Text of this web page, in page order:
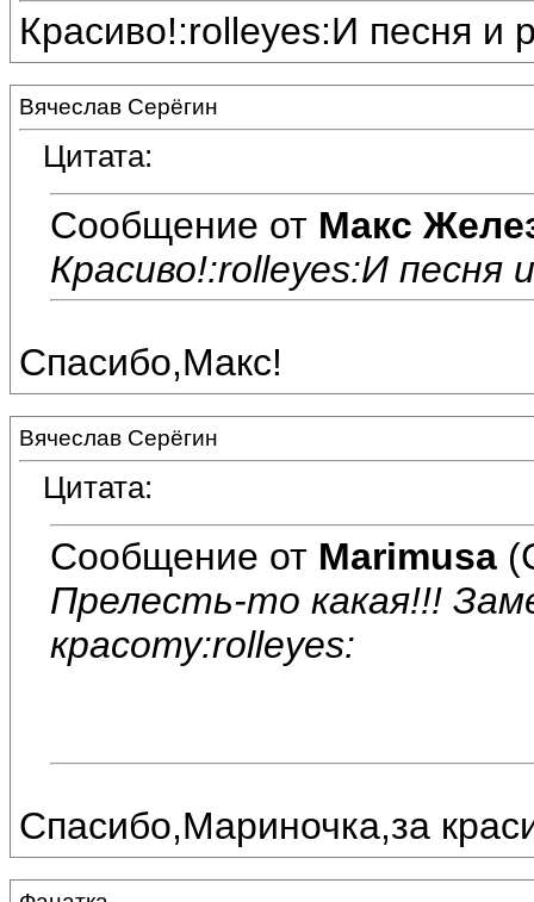
Красиво!:rolleyes:И песня и
Вячеслав Серёгин
Цитата:
Сообщение от Макс
Красиво!:rolleyes:И песня
Спасибо,Макс!
Вячеслав Серёгин
Цитата:
Сообщение от Marimusa
Прелесть-то какая!!!
красоту:rolleyes:
Спасибо,Мариночка,за